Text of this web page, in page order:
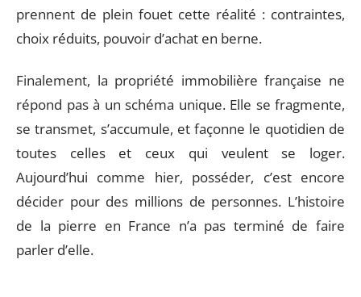
prennent de plein fouet cette réalité : contraintes,
choix réduits, pouvoir d’achat en berne.
Finalement, la propriété immobilière française ne
répond pas à un schéma unique. Elle se fragmente,
se transmet, s’accumule, et façonne le quotidien de
toutes celles et ceux qui veulent se loger.
Aujourd’hui comme hier, posséder, c’est encore
décider pour des millions de personnes. L’histoire
de la pierre en France n’a pas terminé de faire
parler d’elle.